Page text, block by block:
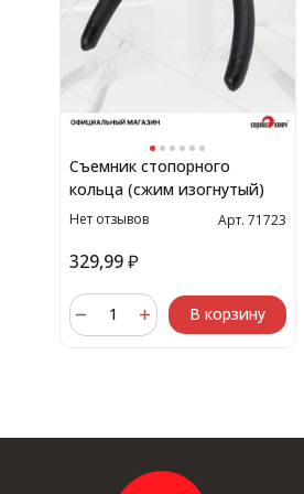
Съемник стопорного
кольца (сжим изогнутый)
Нет отзывов Арт. 71723
329,99 ₽
В корзину